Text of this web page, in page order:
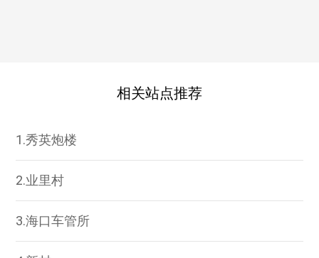
相关站点推荐
1.秀英炮楼
2.业里村
3.海口车管所